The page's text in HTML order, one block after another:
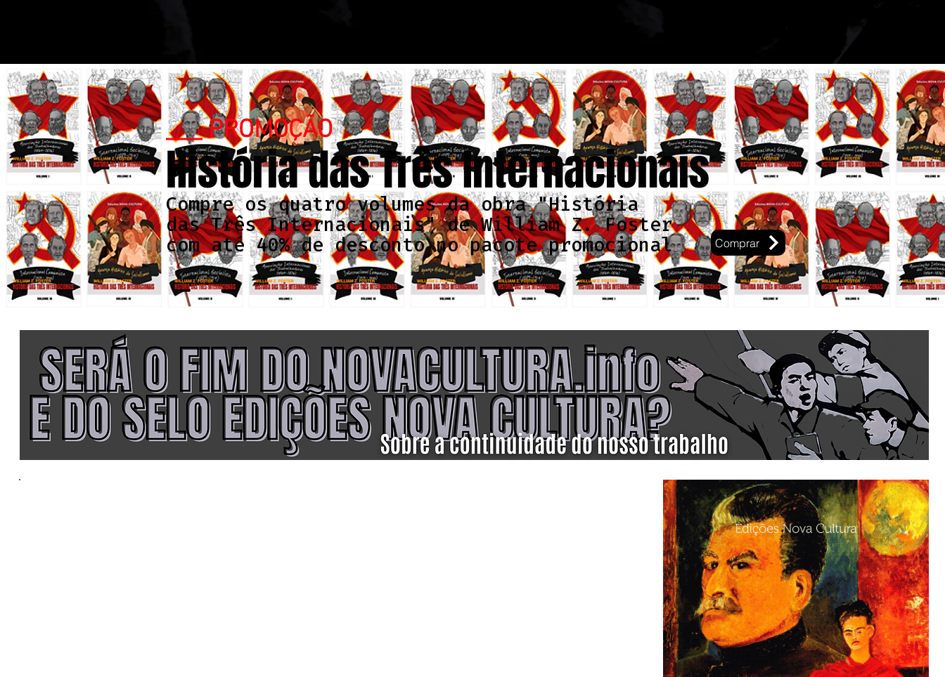
Compre os quatro volumes da obra "História
das Três Internacionais" de William Z. Foster
com até 40% de desconto no pacote promocional
___ PROMOÇÃO
História das Três Internacionais
Comprar